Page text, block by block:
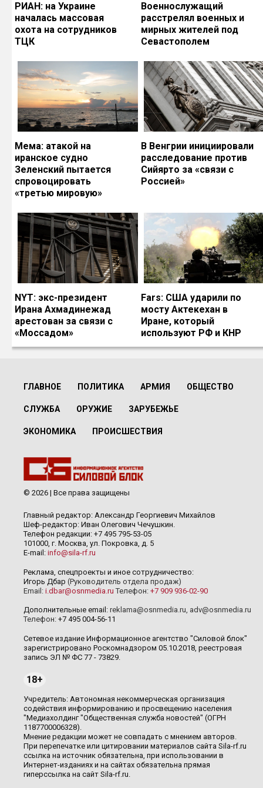
РИАН: на Украине
началась массовая
охота на сотрудников
ТЦК
Военнослужащий
расстрелял военных и
мирных жителей под
Севастополем
Мема: атакой на
иранское судно
Зеленский пытается
спровоцировать
«третью мировую»
В Венгрии инициировали
расследование против
Сийярто за «связи с
Россией»
NYT: экс-президент
Ирана Ахмадинежад
арестован за связи с
«Моссадом»
Fars: США ударили по
мосту Актекехан в
Иране, который
используют РФ и КНР
ГЛАВНОЕ ПОЛИТИКА АРМИЯ ОБЩЕСТВО
СЛУЖБА ОРУЖИЕ ЗАРУБЕЖЬЕ
ЭКОНОМИКА ПРОИСШЕСТВИЯ
© 2026 | Все права защищены
Главный редактор: Александр Георгиевич Михайлов
Шеф-редактор: Иван Олегович Чечушкин.
Телефон редакции: +7 495 795-53-05
101000, г. Москва, ул. Покровка, д. 5
E-mail: info@sila-rf.ru
Реклама, спецпроекты и иное сотрудничество:
Игорь Дбар (Руководитель отдела продаж)
Email: i.dbar@osnmedia.ru Телефон: +7 909 936-02-90
Дополнительные email: reklama@osnmedia.ru, adv@osnmedia.ru
Телефон: +7 495 004-56-11
Сетевое издание Информационное агентство "Силовой блок"
зарегистрировано Роскомнадзором 05.10.2018, реестровая
запись ЭЛ № ФС 77 - 73829.
18+
Учредитель: Автономная некоммерческая организация
содействия информированию и просвещению населения
"Медиахолдинг "Общественная служба новостей" (ОГРН
1187700006328).
Мнение редакции может не совпадать с мнением авторов.
При перепечатке или цитировании материалов сайта Sila-rf.ru
ссылка на источник обязательна, при использовании в
Интернет-изданиях и на сайтах обязательна прямая
гиперссылка на сайт Sila-rf.ru.